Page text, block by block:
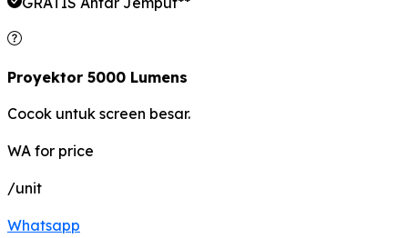
Proyektor 5000 Lumens
Cocok untuk screen besar.
WA for price
/unit
Whatsapp